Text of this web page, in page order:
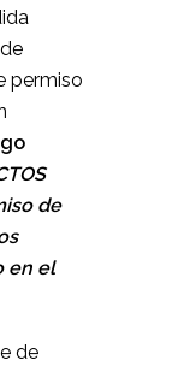
permiso
de
en el
de